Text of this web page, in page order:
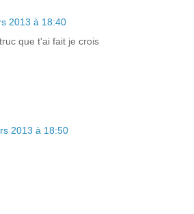
2013 à 18:40
que t'ai fait je crois
2013 à 18:50